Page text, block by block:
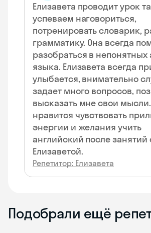
Елизавета проводит урок
успеваем наговориться,
потренировать словарик,
грамматику. Она всегда
разобраться в непонятных
языка. Елизавета всегда
улыбается, внимательно
задает много вопросов,
высказать мне свои
нравится чувствовать
энергии и желания учить
английский после занятий
Елизаветой.
Репетитор: Елизавета
Подобрали ещё